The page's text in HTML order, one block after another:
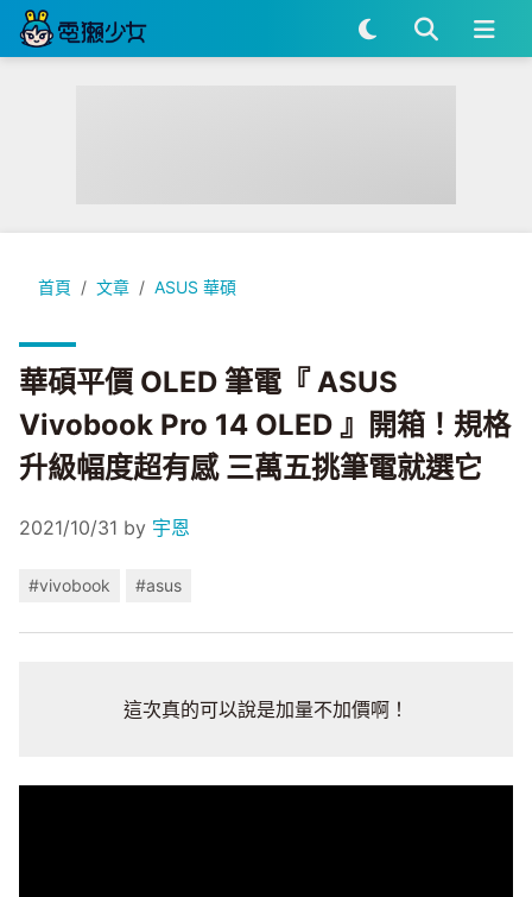
首頁 文章 ASUS 華碩
華碩平價 OLED 筆電『 ASUS Vivobook Pro 14 OLED 』開箱
華碩平價 OLED 筆電『 ASUS
Vivobook Pro 14 OLED 』開箱！規格
升級幅度超有感 三萬五挑筆電就選它
2021/10/31 by 宇恩
#vivobook #asus
這次真的可以說是加量不加價啊！